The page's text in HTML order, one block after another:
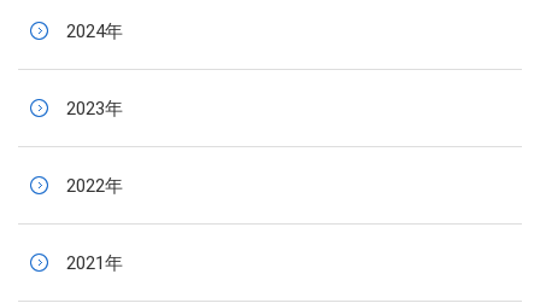
2024年
2023年
2022年
2021年